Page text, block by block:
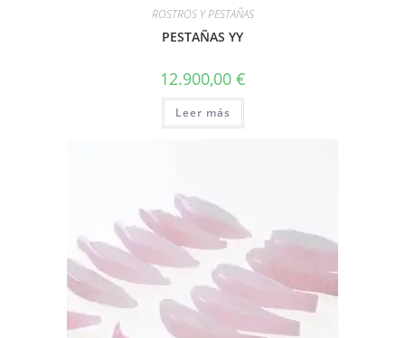
ROSTROS Y PESTAÑAS
PESTAÑAS YY
12.900,00 €
Leer más